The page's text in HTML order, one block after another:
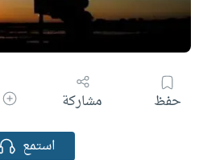
حفظ مشاركة
استمع